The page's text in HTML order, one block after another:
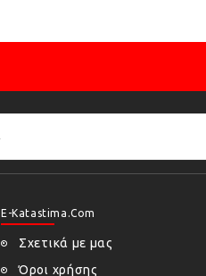
E-Katastima.com
Σχετικά με μας
Όροι χρήσης